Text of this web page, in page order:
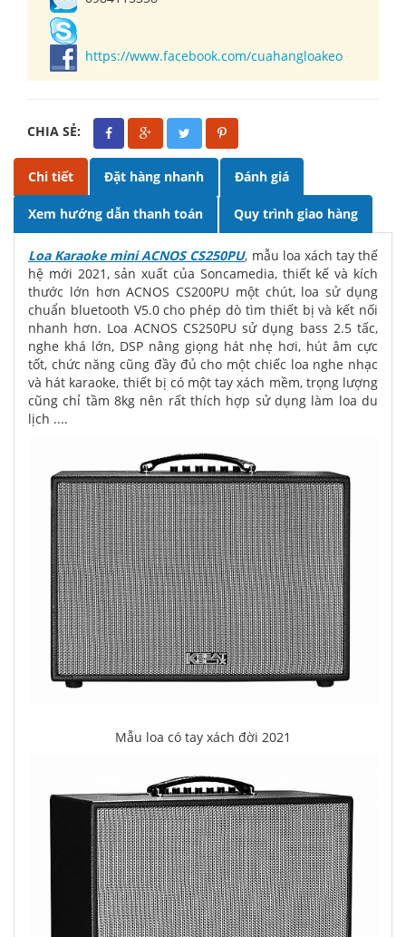
https://www.facebook.com/cuahangloakeo
CHIA SẺ:
Chi tiết Đặt hàng nhanh Đánh giá
Xem hướng dẫn thanh toán Quy trình giao hàng
Loa Karaoke mini ACNOS CS250PU, mẫu loa xách tay thế
hệ mới 2021, sản xuất của Soncamedia, thiết kế và kích
thước lớn hơn ACNOS CS200PU một chút, loa sử dụng
chuẩn bluetooth V5.0 cho phép dò tìm thiết bị và kết nối
nhanh hơn. Loa ACNOS CS250PU sử dụng bass 2.5 tấc,
nghe khá lớn, DSP nâng giọng hát nhẹ hơi, hút âm cực
tốt, chức năng cũng đầy đủ cho một chiếc loa nghe nhạc
và hát karaoke, thiết bị có một tay xách mềm, trọng lượng
cũng chỉ tầm 8kg nên rất thích hợp sử dụng làm loa du
lịch ....
Mẫu loa có tay xách đời 2021